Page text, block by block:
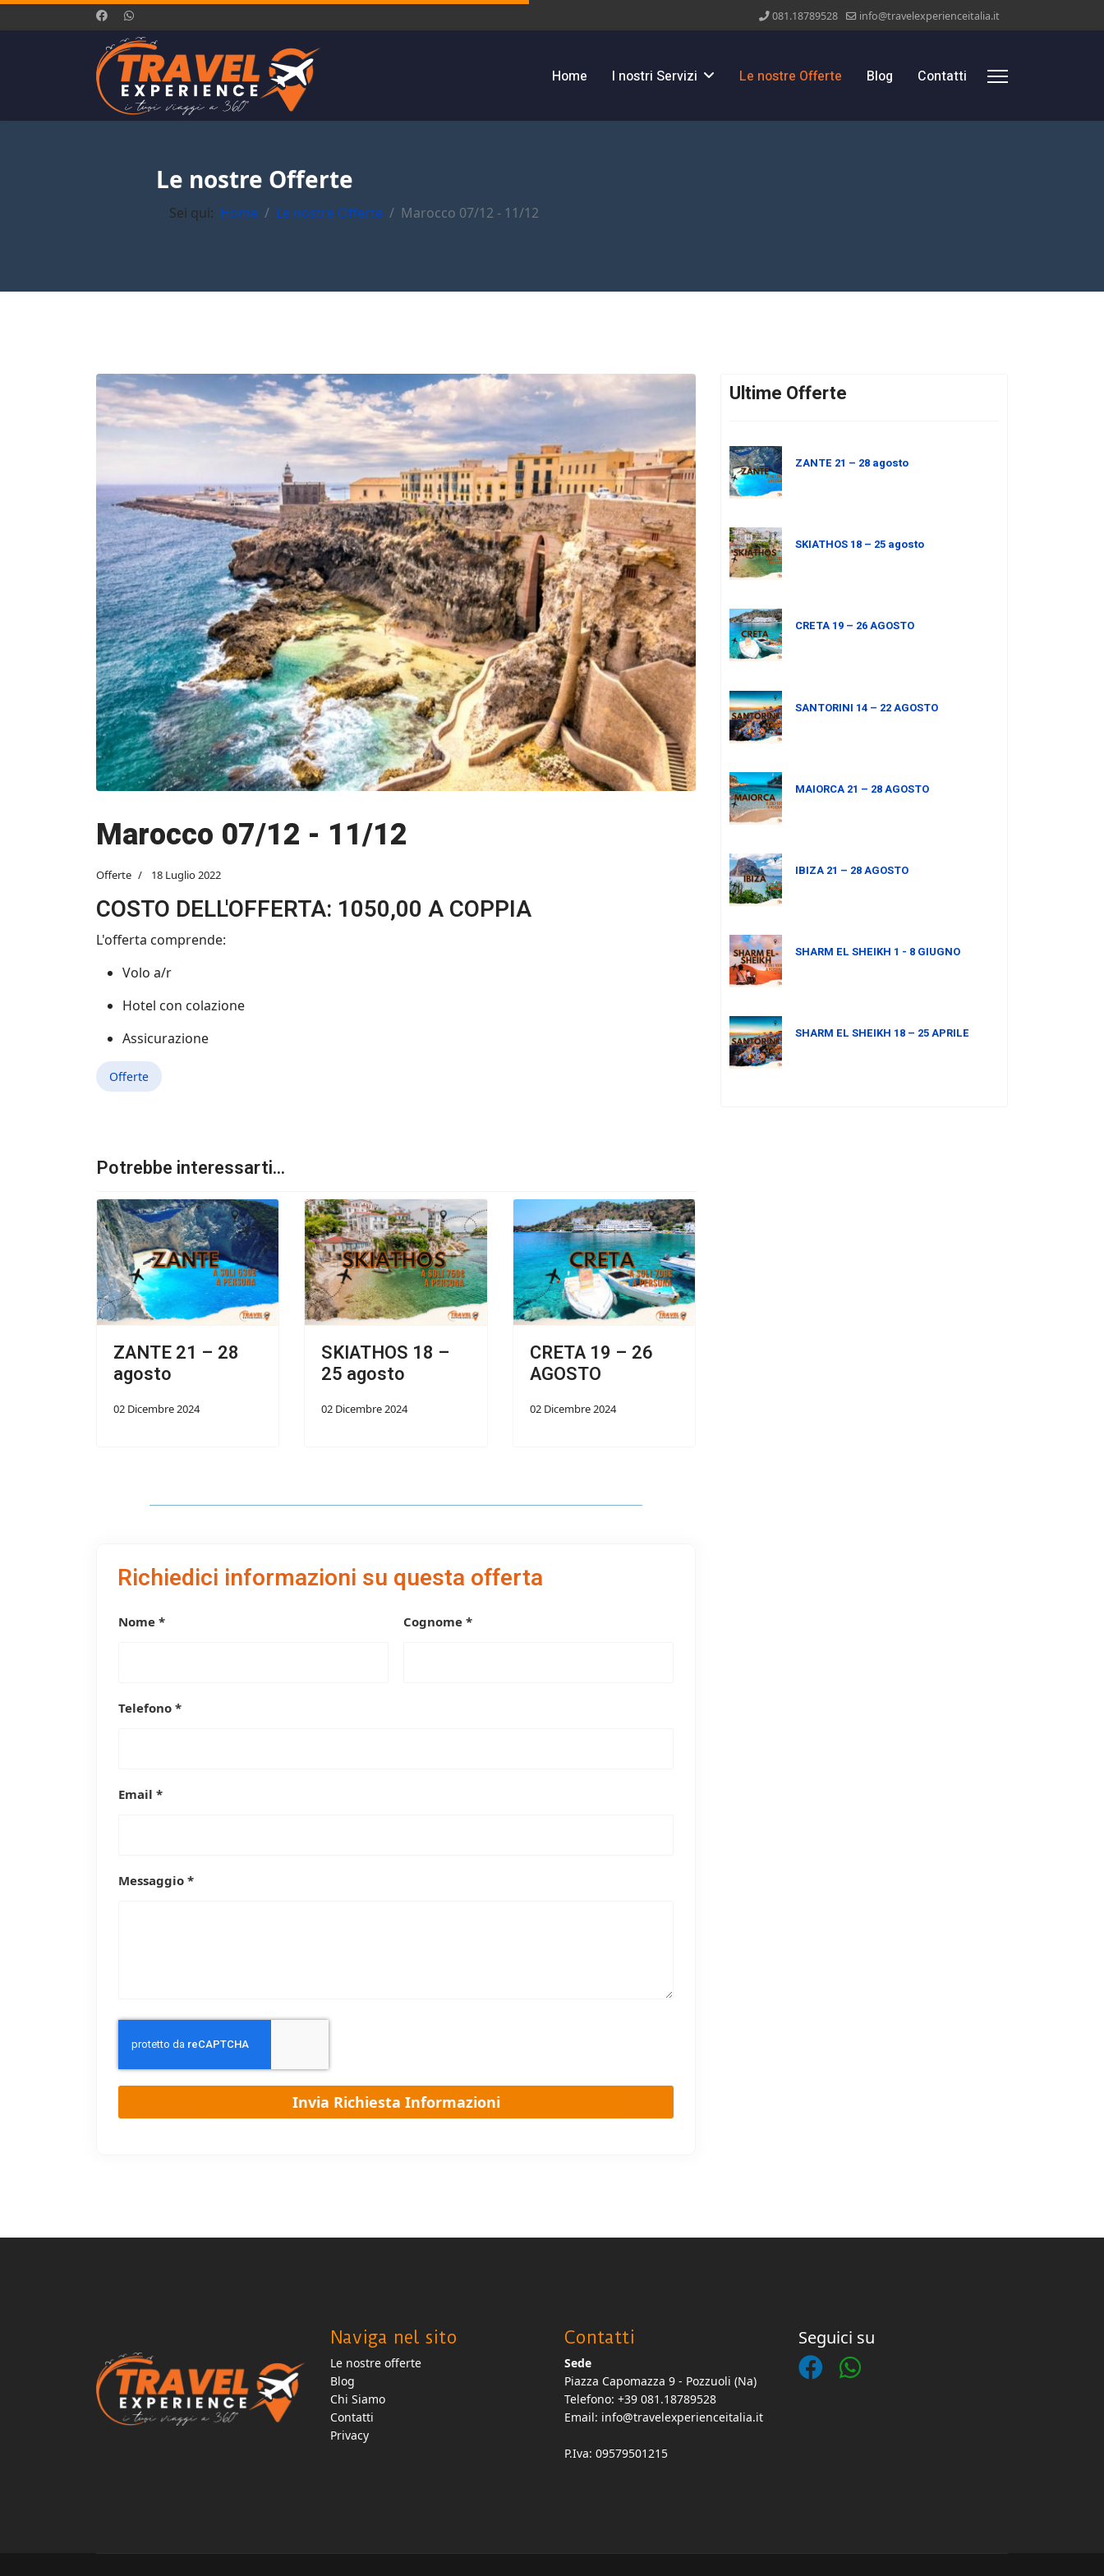
081.18789528 info@travelexperienceitalia.it
Home I nostri Servizi Le nostre Offerte Blog Contatti
Le nostre Offerte
Sei qui: Home Le nostre Offerte Marocco 07/12 - 11/12
Marocco 07/12 - 11/12
Offerte 18 Luglio 2022
COSTO DELL'OFFERTA: 1050,00 A COPPIA
L'offerta comprende:
Volo a/r
Hotel con colazione
Assicurazione
Offerte
Potrebbe interessarti...
ZANTE 21 – 28
agosto
02 Dicembre 2024
SKIATHOS 18 –
25 agosto
02 Dicembre 2024
CRETA 19 – 26
AGOSTO
02 Dicembre 2024
Richiedici informazioni su questa offerta
Nome * Cognome *
Telefono *
Email *
Messaggio *
Ultime Offerte
ZANTE 21 – 28 agosto
SKIATHOS 18 – 25 agosto
CRETA 19 – 26 AGOSTO
SANTORINI 14 – 22 AGOSTO
MAIORCA 21 – 28 AGOSTO
IBIZA 21 – 28 AGOSTO
SHARM EL SHEIKH 1 - 8 GIUGNO
SHARM EL SHEIKH 18 – 25 APRILE
Naviga nel sito
Le nostre offerte
Blog
Chi Siamo
Contatti
Privacy
Contatti
Sede
Piazza Capomazza 9 - Pozzuoli (Na)
Telefono: +39 081.18789528
Email: info@travelexperienceitalia.it
P.Iva: 09579501215
Seguici su